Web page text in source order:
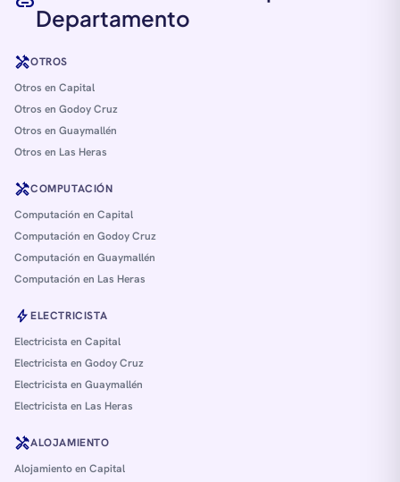
Departamento
handymanOTROS
Otros en Capital
Otros en Godoy Cruz
Otros en Guaymallén
Otros en Las Heras
handymanCOMPUTACIÓN
Computación en Capital
Computación en Godoy Cruz
Computación en Guaymallén
Computación en Las Heras
boltELECTRICISTA
Electricista en Capital
Electricista en Godoy Cruz
Electricista en Guaymallén
Electricista en Las Heras
handymanALOJAMIENTO
Alojamiento en Capital